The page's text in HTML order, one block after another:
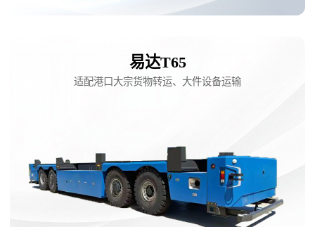
易达T65
适配港口大宗货物转运、大件设备运输